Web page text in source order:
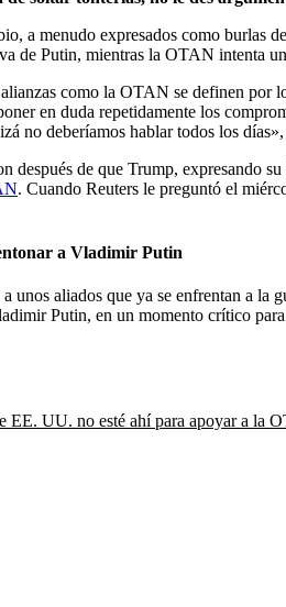
a menudo expresados como burlas
de Putin, mientras la OTAN intenta
como la OTAN se definen por
en duda repetidamente los
no deberíamos hablar todos los
después de que Trump, expresando
. Cuando Reuters le preguntó el
a Vladimir Putin
unos aliados que ya se enfrentan a
Putin, en un momento crítico
EE. UU. no esté ahí para apoyar a la